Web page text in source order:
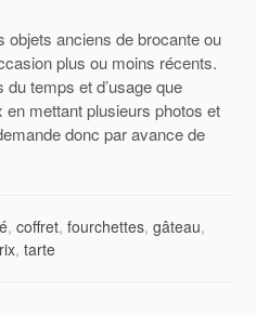
objets anciens de brocante ou
plus ou moins récents.
temps et d’usage que
en mettant plusieurs photos et
donc par avance de
,coffret,fourchettes,gâteau,
,tarte